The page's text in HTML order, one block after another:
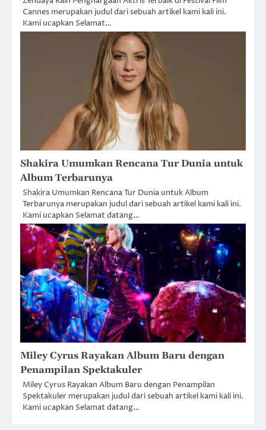
Cannes merupakan judul dari sebuah artikel kami kali ini.
Kami ucapkan Selamat…
Shakira Umumkan Rencana Tur Dunia untuk
Album Terbarunya
Shakira Umumkan Rencana Tur Dunia untuk Album
Terbarunya merupakan judul dari sebuah artikel kami kali ini.
Kami ucapkan Selamat datang…
Miley Cyrus Rayakan Album Baru dengan
Penampilan Spektakuler
Miley Cyrus Rayakan Album Baru dengan Penampilan
Spektakuler merupakan judul dari sebuah artikel kami kali ini.
Kami ucapkan Selamat datang…